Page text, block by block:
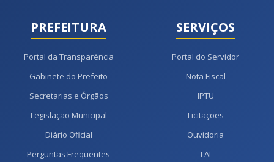
PREFEITURA
Portal da Transparência
Gabinete do Prefeito
Secretarias e Órgãos
Legislação Municipal
Diário Oficial
Perguntas Frequentes
SERVIÇOS
Portal do Servidor
Nota Fiscal
IPTU
Licitações
Ouvidoria
LAI